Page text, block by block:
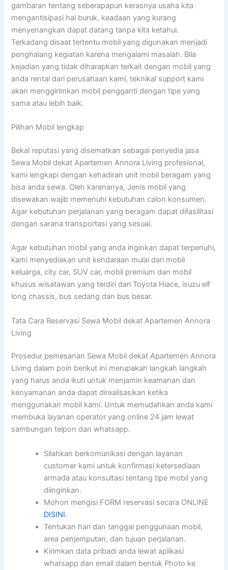
gambaran tentang seberapapun kerasnya usaha kita
mengantisipasi hal buruk, keadaan yang kurang
menyenangkan dapat datang tanpa kita ketahui.
Terkadang disaat tertentu mobil yang digunakan menjadi
penghalang kegiatan karena mengalami masalah. Bila
kejadian yang tidak diharapkan terkait dengan mobil yang
anda rental dari perusahaan kami, teknikal support kami
akan menggirimkan mobil pengganti dengan tipe yang
sama atau lebih baik.
Pilihan Mobil lengkap
Bekal reputasi yang disematkan sebagai penyedia jasa
Sewa Mobil dekat Apartemen Annora Living profesional,
kami lengkapi dengan kehadiran unit mobil beragam yang
bisa anda sewa. Oleh karenanya, Jenis mobil yang
disewakan wajib memenuhi kebutuhan calon konsumen.
Agar kebutuhan perjalanan yang beragam dapat difasilitasi
dengan sarana transportasi yang sesuai.
Agar kebutuhan mobil yang anda inginkan dapat terpenuhi,
kami menyediakan unit kendaraan mulai dari mobil
keluarga, city car, SUV car, mobil premium dan mobil
khusus wisatawan yang terdiri dari Toyota Hiace, isuzu elf
long chassis, bus sedang dan bus besar.
Tata Cara Reservasi Sewa Mobil dekat Apartemen Annora
Living
Prosedur pemesanan Sewa Mobil dekat Apartemen Annora
Living dalam poin berikut ini merupakah langkah langkah
yang harus anda ikuti untuk menjamin keamanan dan
kenyamanan anda dapat direalisasikan ketika
menggunakan mobil kami. Untuk memudahkan anda kami
membuka layanan operator yang online 24 jam lewat
sambungan telpon dan whatsapp.
Silahkan berkomunikasi dengan layanan
customer kami untuk konfirmasi ketersediaan
armada atau konsultasi tentang tipe mobil yang
diinginkan.
Mohon mengisi FORM reservasi secara ONLINE
DISINI.
Tentukan hari dan tanggal penggunaan mobil,
area penjemputan, dan tujuan perjalanan.
Kirimkan data pribadi anda lewat aplikasi
whatsapp dan email dalam bentuk Photo ke